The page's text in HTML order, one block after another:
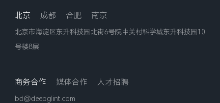
北京 成都 合肥 南京
北京市海淀区东升科技园北街6号院中关村科学城东升科技园10
号楼8层
商务合作 媒体合作 人才招聘
bd@deepglint.com